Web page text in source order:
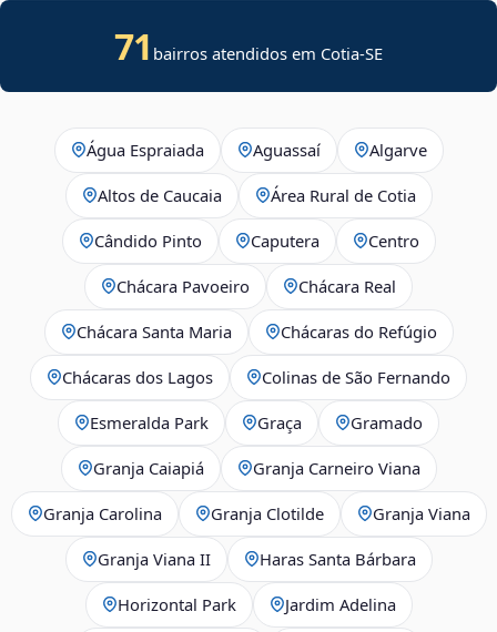
71 bairros atendidos em Cotia-SE
Água Espraiada Aguassaí Algarve
Altos de Caucaia Área Rural de Cotia
Cândido Pinto Caputera Centro
Chácara Pavoeiro Chácara Real
Chácara Santa Maria Chácaras do Refúgio
Chácaras dos Lagos Colinas de São Fernando
Esmeralda Park Graça Gramado
Granja Caiapiá Granja Carneiro Viana
Granja Carolina Granja Clotilde Granja Viana
Granja Viana II Haras Santa Bárbara
Horizontal Park Jardim Adelina